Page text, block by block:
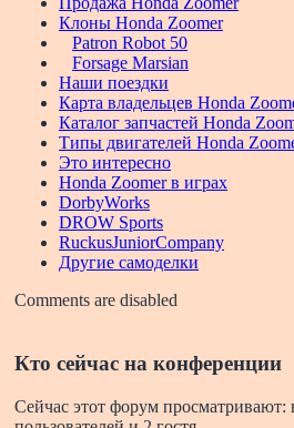
Клоны Honda Zoomer
Patron Robot 50
Forsage Marsian
Наши поездки
Карта владельцев Honda
Каталог запчастей Honda
Типы двигателей Honda
Это интересно
Honda Zoomer в играх
DorbyWorks
DROW Sports
RuckusJuniorCompany
Другие самоделки
Comments are disabled
Кто сейчас на конференции
Сейчас этот форум просматривают: